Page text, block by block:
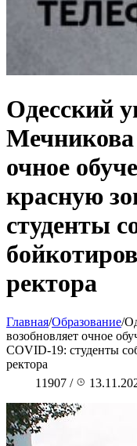
Одесский
Мечникова
очное
красную
студенты
ректора
Главная/Образование/
возобновляет очное
COVID-19: студенты
ректора
11907 /